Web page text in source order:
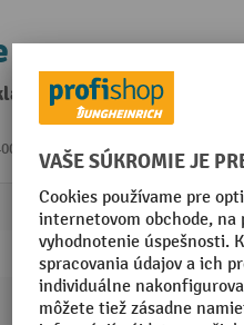
pole, jednostranný,
Z kategórie:
Priehradkové dno
RAL 7035 svetlošedá
RAL 9005 čierna